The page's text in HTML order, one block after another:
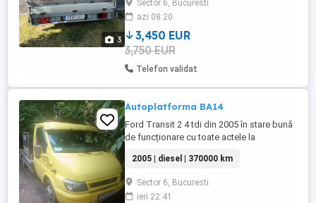
3
utilaje, insp. Tüv 06.2027 Pret 3750,00
putin negociabil.
Sector 6, Bucuresti
azi 08:20
3,450 EUR
3,750 EUR
Telefon validat
Autoplatforma BA14
Ford Transit 2 4 tdi din 2005 în stare bună
de funcționare cu toate actele la
aer spate,punte dublă,proprietar ofer
fiscal.
2005 | diesel | 370000 km
Sector 6, Bucuresti
ieri 22:41